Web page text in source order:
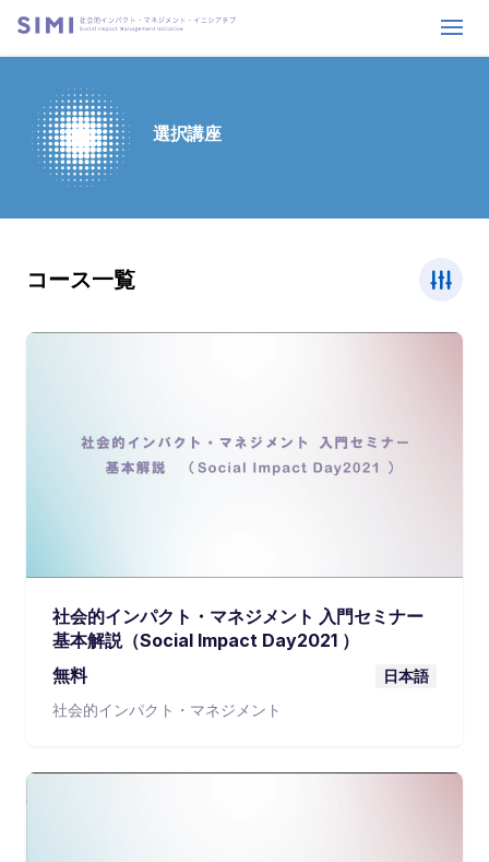
選択講座
コース一覧
社会的インパクト・マネジメント 入門セミナー
基本解説（Social Impact Day2021 ）
無料
日本語
社会的インパクト・マネジメント